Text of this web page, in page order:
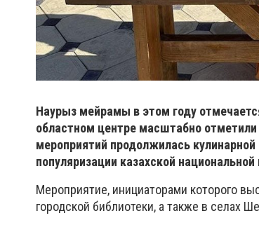
Наурыз мейрамы в этом году
областном центре масштабно отметили
мероприятий продолжилась
популяризации казахской национальной
Мероприятие, инициаторами которого
городской библиотеки, а также в селах